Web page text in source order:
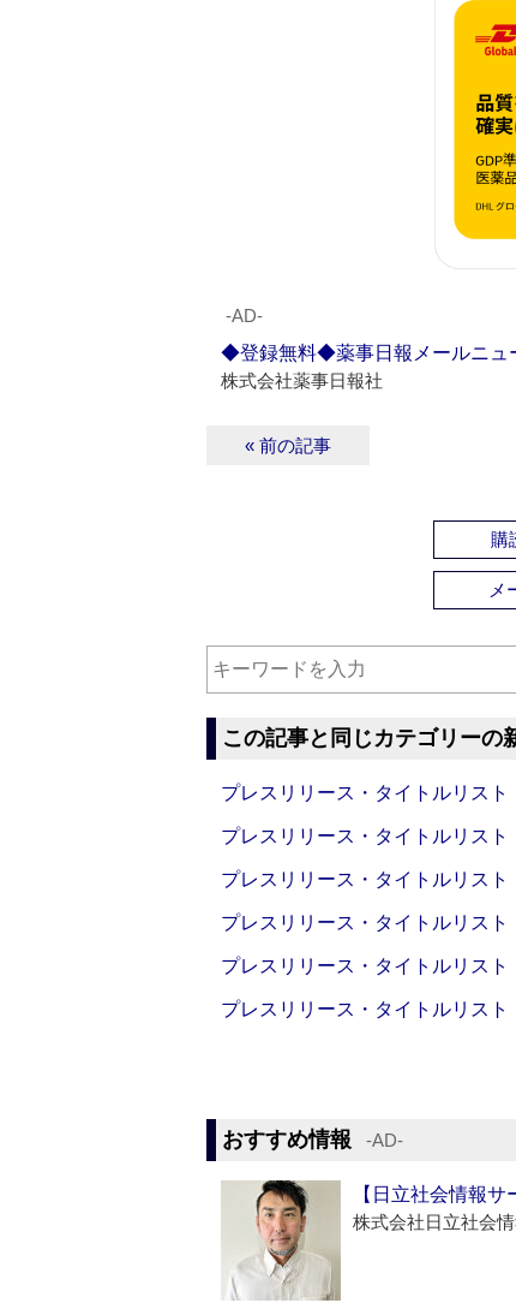
‐AD‐
◆登録無料◆薬事日報メールニュ
株式会社薬事日報社
« 前の記事
購
メ
この記事と同じカテゴリーの
プレスリリース・タイトルリス
プレスリリース・タイトルリス
プレスリリース・タイトルリス
プレスリリース・タイトルリス
プレスリリース・タイトルリス
プレスリリース・タイトルリス
おすすめ情報 ‐AD‐
【日立社会情報
株式会社日立社会